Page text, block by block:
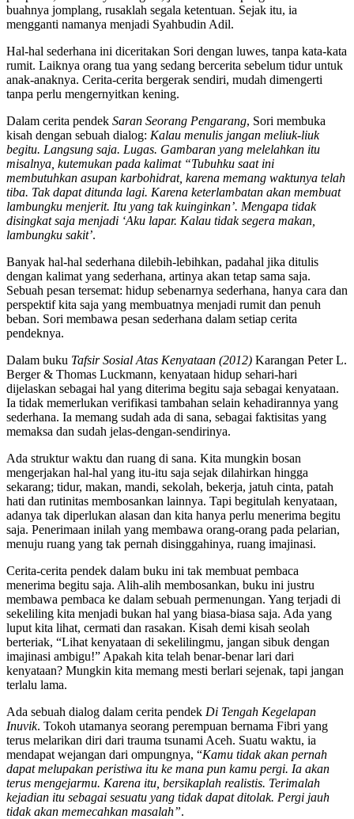
buahnya jomplang, rusaklah segala ketentuan. Sejak itu, ia
mengganti namanya menjadi Syahbudin Adil.
Hal-hal sederhana ini diceritakan Sori dengan luwes, tanpa kata-kata
rumit. Laiknya orang tua yang sedang bercerita sebelum tidur untuk
anak-anaknya. Cerita-cerita bergerak sendiri, mudah dimengerti
tanpa perlu mengernyitkan kening.
Dalam cerita pendek Saran Seorang Pengarang, Sori membuka
kisah dengan sebuah dialog: Kalau menulis jangan meliuk-liuk
begitu. Langsung saja. Lugas. Gambaran yang melelahkan itu
misalnya, kutemukan pada kalimat “Tubuhku saat ini
membutuhkan asupan karbohidrat, karena memang waktunya telah
tiba. Tak dapat ditunda lagi. Karena keterlambatan akan membuat
lambungku menjerit. Itu yang tak kuinginkan’. Mengapa tidak
disingkat saja menjadi ‘Aku lapar. Kalau tidak segera makan,
lambungku sakit’.
Banyak hal-hal sederhana dilebih-lebihkan, padahal jika ditulis
dengan kalimat yang sederhana, artinya akan tetap sama saja.
Sebuah pesan tersemat: hidup sebenarnya sederhana, hanya cara dan
perspektif kita saja yang membuatnya menjadi rumit dan penuh
beban. Sori membawa pesan sederhana dalam setiap cerita
pendeknya.
Dalam buku Tafsir Sosial Atas Kenyataan (2012) Karangan Peter L.
Berger & Thomas Luckmann, kenyataan hidup sehari-hari
dijelaskan sebagai hal yang diterima begitu saja sebagai kenyataan.
Ia tidak memerlukan verifikasi tambahan selain kehadirannya yang
sederhana. Ia memang sudah ada di sana, sebagai faktisitas yang
memaksa dan sudah jelas-dengan-sendirinya.
Ada struktur waktu dan ruang di sana. Kita mungkin bosan
mengerjakan hal-hal yang itu-itu saja sejak dilahirkan hingga
sekarang; tidur, makan, mandi, sekolah, bekerja, jatuh cinta, patah
hati dan rutinitas membosankan lainnya. Tapi begitulah kenyataan,
adanya tak diperlukan alasan dan kita hanya perlu menerima begitu
saja. Penerimaan inilah yang membawa orang-orang pada pelarian,
menuju ruang yang tak pernah disinggahinya, ruang imajinasi.
Cerita-cerita pendek dalam buku ini tak membuat pembaca
menerima begitu saja. Alih-alih membosankan, buku ini justru
membawa pembaca ke dalam sebuah permenungan. Yang terjadi di
sekeliling kita menjadi bukan hal yang biasa-biasa saja. Ada yang
luput kita lihat, cermati dan rasakan. Kisah demi kisah seolah
berteriak, “Lihat kenyataan di sekelilingmu, jangan sibuk dengan
imajinasi ambigu!” Apakah kita telah benar-benar lari dari
kenyataan? Mungkin kita memang mesti berlari sejenak, tapi jangan
terlalu lama.
Ada sebuah dialog dalam cerita pendek Di Tengah Kegelapan
Inuvik. Tokoh utamanya seorang perempuan bernama Fibri yang
terus melarikan diri dari trauma tsunami Aceh. Suatu waktu, ia
mendapat wejangan dari ompungnya, “Kamu tidak akan pernah
dapat melupakan peristiwa itu ke mana pun kamu pergi. Ia akan
terus mengejarmu. Karena itu, bersikaplah realistis. Terimalah
kejadian itu sebagai sesuatu yang tidak dapat ditolak. Pergi jauh
tidak akan memecahkan masalah”.